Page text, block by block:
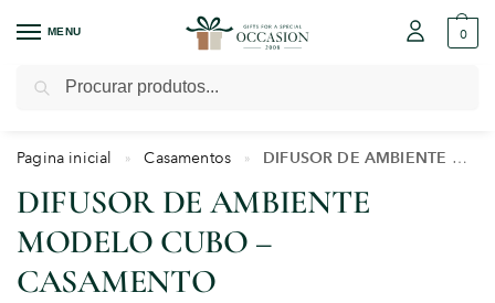
MENU 0
Pagina inicial » Casamentos » DIFUSOR DE AMBIENTE MODELO CUBO – CASAMENTO
DIFUSOR DE AMBIENTE
MODELO CUBO –
CASAMENTO